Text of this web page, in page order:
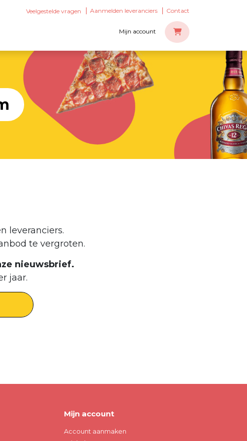
Veelgestelde vragen Aanmelden leveranciers Contact
Mijn account
leveranciers.
te vergroten.
nieuwsbrief.
jaar.
Mijn account
Account aanmaken